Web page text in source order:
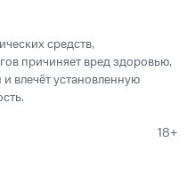
средств,
причиняет вред здоровью,
влечёт установленную
18+